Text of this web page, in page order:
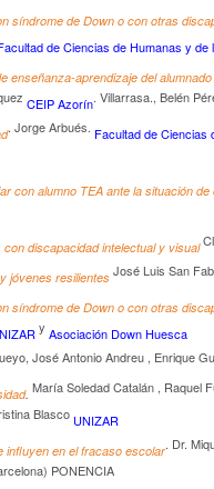
síndrome de Down o con otras
de Ciencias de Humanas y de
enseñanza-aprendizaje del
CEIP Azorín. Villarrasa., Belén
. Jorge Arbués. Facultad de Ciencias
con alumno TEA ante la situación
discapacidad intelectual y visual
jóvenes resilientes José Luis San
síndrome de Down o con otras
y Asociación Down Huesca
José Antonio Andreu , Enrique
. María Soledad Catalán , Raquel
Blasco UNIZAR
influyen en el fracaso escolar. Dr.
PONENCIA